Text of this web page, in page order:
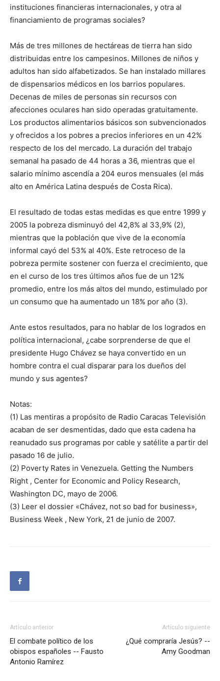
instituciones financieras internacionales, y otra al
financiamiento de programas sociales?
Más de tres millones de hectáreas de tierra han sido
distribuidas entre los campesinos. Millones de niños y
adultos han sido alfabetizados. Se han instalado millares
de dispensarios médicos en los barrios populares.
Decenas de miles de personas sin recursos con
afecciones oculares han sido operadas gratuitamente.
Los productos alimentarios básicos son subvencionados
y ofrecidos a los pobres a precios inferiores en un 42%
respecto de los del mercado. La duración del trabajo
semanal ha pasado de 44 horas a 36, mientras que el
salario mínimo ascendía a 204 euros mensuales (el más
alto en América Latina después de Costa Rica).
El resultado de todas estas medidas es que entre 1999 y
2005 la pobreza disminuyó del 42,8% al 33,9% (2),
mientras que la población que vive de la economía
informal cayó del 53% al 40%. Este retroceso de la
pobreza permite sostener con fuerza el crecimiento, que
en el curso de los tres últimos años fue de un 12%
promedio, entre los más altos del mundo, estimulado por
un consumo que ha aumentado un 18% por año (3).
Ante estos resultados, para no hablar de los logrados en
política internacional, ¿cabe sorprenderse de que el
presidente Hugo Chávez se haya convertido en un
hombre contra el cual disparar para los dueños del
mundo y sus agentes?
Notas:
(1) Las mentiras a propósito de Radio Caracas Televisión
acaban de ser desmentidas, dado que esta cadena ha
reanudado sus programas por cable y satélite a partir del
pasado 16 de julio.
(2) Poverty Rates in Venezuela. Getting the Numbers
Right , Center for Economic and Policy Research,
Washington DC, mayo de 2006.
(3) Leer el dossier «Chávez, not so bad for business»,
Business Week , New York, 21 de junio de 2007.
Artículo anterior
El combate político de los
obispos españoles -- Fausto
Antonio Ramírez
Artículo siguiente
¿Qué compraría Jesús? --
Amy Goodman